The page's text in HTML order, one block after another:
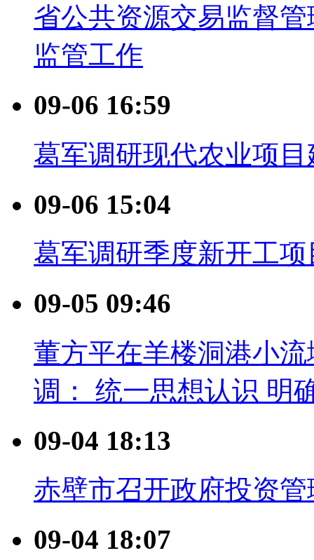
省公共资源交易监督
监管工作
09-06 16:59
葛军调研现代农业项目
09-06 15:04
葛军调研季度新开工
09-05 09:46
董方平在羊楼洞港小
调： 统一思想认识 明
09-04 18:13
赤壁市召开政府投资
09-04 18:07